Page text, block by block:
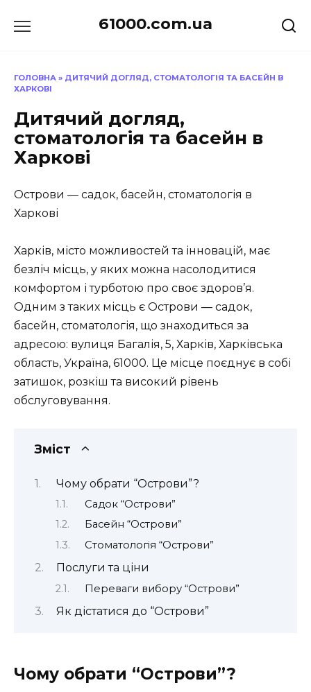
до
61000.com.ua
ГОЛОВНА » ДИТЯЧИЙ ДОГЛЯД, СТОМАТОЛОГІЯ ТА БАСЕЙН В
ХАРКОВІ
Дитячий догляд,
стоматологія та басейн в
Харкові
Острови — садок, басейн, стоматологія в
Харкові
Харків, місто можливостей та інновацій, має
безліч місць, у яких можна насолодитися
комфортом і турботою про своє здоров’я.
Одним з таких місць є Острови — садок,
басейн, стоматологія, що знаходиться за
адресою: вулиця Багалія, 5, Харків, Харківська
область, Україна, 61000. Це місце поєднує в собі
затишок, розкіш та високий рівень
обслуговування.
Зміст
Чому обрати “Острови”?
Садок “Острови”
Басейн “Острови”
Стоматологія “Острови”
Послуги та ціни
Переваги вибору “Острови”
Як дістатися до “Острови”
Чому обрати “Острови”?